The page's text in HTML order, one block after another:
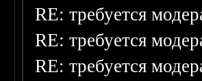
RE: требуется
RE: требуется
RE: требуется